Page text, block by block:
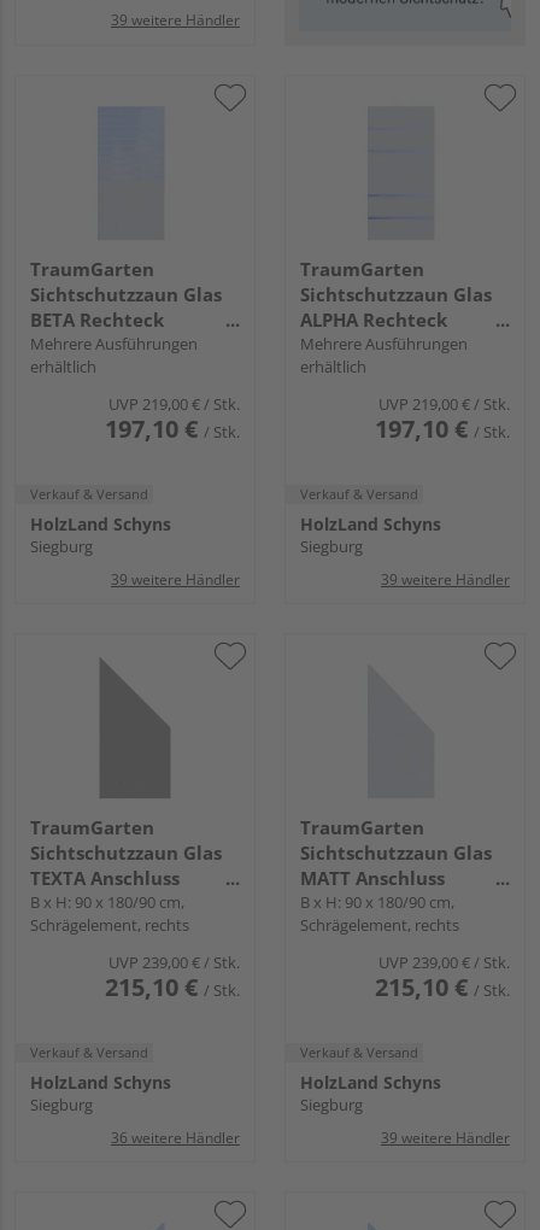
39 weitere Händler
TraumGarten
Sichtschutzzaun Glas
BETA Rechteck
transparent "SYSTEM
GLAS"
Mehrere Ausführungen
erhältlich
UVP 219,00 €/ Stk.
197,10 € / Stk.
Verkauf & Versand
HolzLand Schyns
Siegburg
39 weitere Händler
TraumGarten
Sichtschutzzaun Glas
ALPHA Rechteck
transparent "SYSTEM
GLAS"
Mehrere Ausführungen
erhältlich
UVP 219,00 €/ Stk.
197,10 € / Stk.
Verkauf & Versand
HolzLand Schyns
Siegburg
39 weitere Händler
TraumGarten
Sichtschutzzaun Glas
TEXTA Anschluss
transparent "SYSTEM
GLAS"
B x H: 90 x 180/90 cm,
Schrägelement, rechts
UVP 239,00 €/ Stk.
215,10 € / Stk.
Verkauf & Versand
HolzLand Schyns
Siegburg
36 weitere Händler
TraumGarten
Sichtschutzzaun Glas
MATT Anschluss
transparent "SYSTEM
GLAS"
B x H: 90 x 180/90 cm,
Schrägelement, rechts
UVP 239,00 €/ Stk.
215,10 € / Stk.
Verkauf & Versand
HolzLand Schyns
Siegburg
39 weitere Händler